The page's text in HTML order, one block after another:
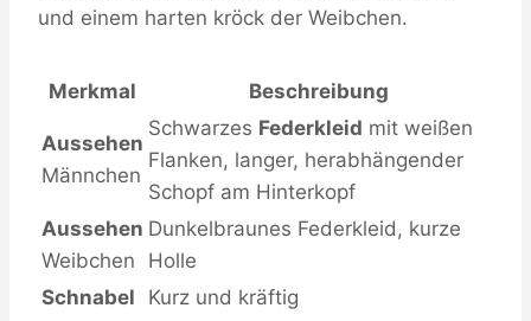
und einem harten kröck der Weibchen.
Merkmal Beschreibung
Aussehen
Männchen
Schwarzes Federkleid mit weißen
Flanken, langer, herabhängender
Schopf am Hinterkopf
Aussehen
Weibchen
Dunkelbraunes Federkleid, kurze
Holle
Schnabel
Kurz und kräftig